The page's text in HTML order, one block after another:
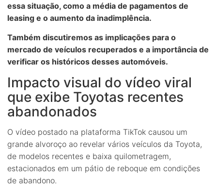
essa situação, como a média de pagamentos de
leasing e o aumento da inadimplência.
Também discutiremos as implicações para o
mercado de veículos recuperados e a importância de
verificar os históricos desses automóveis.
Impacto visual do vídeo viral
que exibe Toyotas recentes
abandonados
O vídeo postado na plataforma TikTok causou um
grande alvoroço ao revelar vários veículos da Toyota,
de modelos recentes e baixa quilometragem,
estacionados em um pátio de reboque em condições
de abandono.